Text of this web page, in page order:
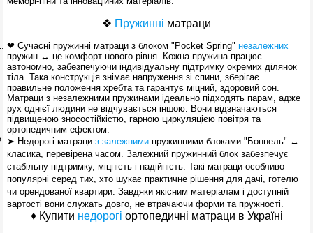
❖ Пружинні матраци
❤ Сучасні пружинні матраци з блоком "Pocket Spring"незалежних
пружин ↔ це комфорт нового рівня. Кожна пружина працює
автономно, забезпечуючи індивідуальну підтримку окремих ділянок
тіла. Така конструкція знімає напруження зі спини, зберігає
правильне положення хребта та гарантує міцний, здоровий сон.
Матраци з незалежними пружинами ідеально підходять парам, адже
рух однієї людини не відчувається іншою. Вони відзначаються
підвищеною зносостійкістю, гарною циркуляцією повітря та
ортопедичним ефектом.
➤ Недорогі матрациз залежнимипружинними блоками "Боннель" ↔
класика, перевірена часом. Залежний пружинний блок забезпечує
стабільну підтримку, міцність і надійність. Такі матраци особливо
популярні серед тих, хто шукає практичне рішення для дачі, готелю
чи орендованої квартири. Завдяки якісним матеріалам і доступній
вартості вони служать довго, не втрачаючи форми та пружності.
♦ Купити недорогі ортопедичні матраци в Україні